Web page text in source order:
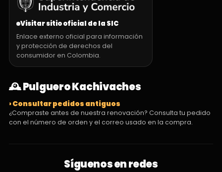
Visitar sitio oficial de la SIC
Enlace externo oficial para información
y protección de derechos del
consumidor en Colombia.
🕰️ Pulguero Kachivaches
› Consultar pedidos antiguos
¿Compraste antes de nuestra renovación? Consulta tu pedido
con el número de orden y el correo usado en la compra.
Síguenos en redes